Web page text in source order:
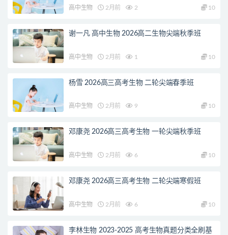
高中生物 2月前 2 10
谢一凡 高中生物 2026高二生物尖端秋季班
高中生物 2月前 1 10
杨雪 2026高三高考生物 二轮尖端春季班
高中生物 2月前 9 10
邓康尧 2026高三高考生物 一轮尖端秋季班
高中生物 2月前 6 10
邓康尧 2026高三高考生物 二轮尖端寒假班
高中生物 2月前 6 10
李林生物 2023-2025 高考生物真题分类全刷基